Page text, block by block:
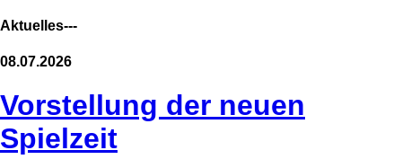
Aktuelles---
08.07.2026
Vorstellung der neuen
Spielzeit